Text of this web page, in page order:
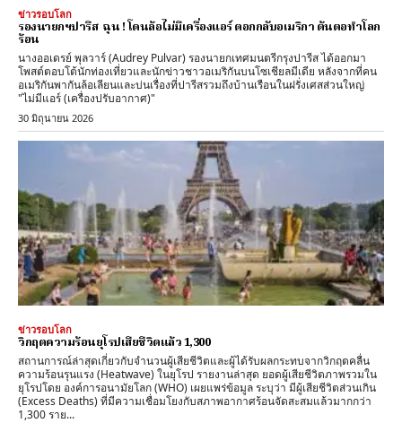
ข่าวรอบโลก
รองนายกฯปารีส ฉุน ! โดนล้อไม่มีเครื่องแอร์ ตอกกลับอเมริกา ต้นตอทำโลก
ร้อน
นางออเดรย์ พุลวาร์ (Audrey Pulvar) รองนายกเทศมนตรีกรุงปารีส ได้ออกมา
โพสต์ตอบโต้นักท่องเที่ยวและนักข่าวชาวอเมริกันบนโซเชียลมีเดีย หลังจากที่คน
อเมริกันพากันล้อเลียนและบ่นเรื่องที่ปารีสรวมถึงบ้านเรือนในฝรั่งเศสส่วนใหญ่
"ไม่มีแอร์ (เครื่องปรับอากาศ)"
30 มิถุนายน 2026
ข่าวรอบโลก
วิกฤตความร้อนยุโรปเสียชีวิตแล้ว 1,300
สถานการณ์ล่าสุดเกี่ยวกับจำนวนผู้เสียชีวิตและผู้ได้รับผลกระทบจากวิกฤตคลื่น
ความร้อนรุนแรง (Heatwave) ในยุโรป รายงานล่าสุด ​ยอดผู้เสียชีวิตภาพรวมใน
ยุโรปโดย ​องค์การอนามัยโลก (WHO) เผยแพร่ข้อมูล ระบุว่า มีผู้เสียชีวิตส่วนเกิน
(Excess Deaths) ที่มีความเชื่อมโยงกับสภาพอากาศร้อนจัดสะสมแล้วมากกว่า
1,300 ราย...